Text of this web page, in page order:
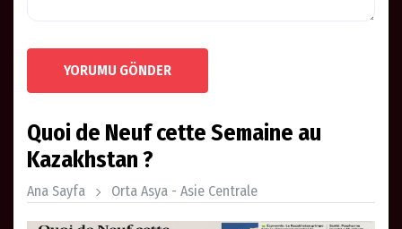
YORUMU GÖNDER
Quoi de Neuf cette Semaine au
Kazakhstan ?
Ana Sayfa Orta Asya - Asie Centrale